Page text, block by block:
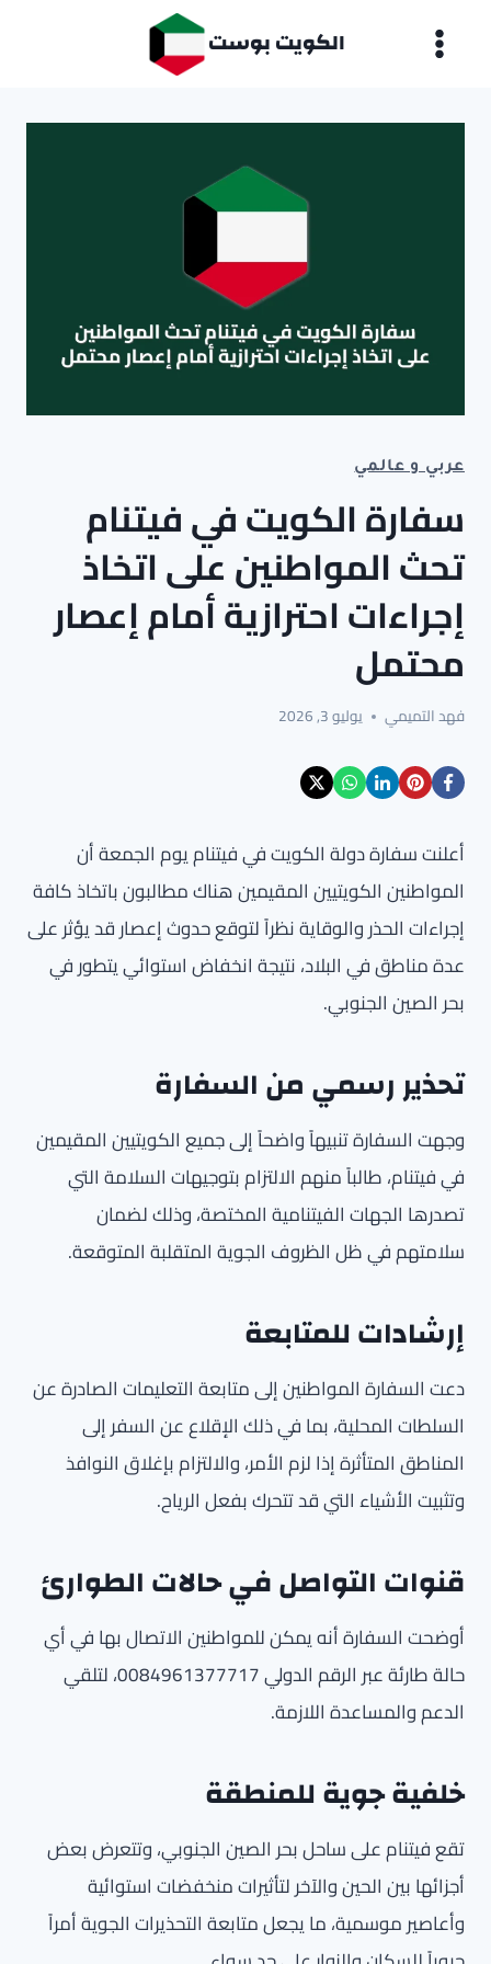
الكويت بوست
عربي و عالمي
سفارة الكويت في فيتنام
تحث المواطنين على اتخاذ
إجراءات احترازية أمام إعصار
محتمل
فهد التميمي يوليو 3, 2026
أعلنت سفارة دولة الكويت في فيتنام يوم الجمعة أن
المواطنين الكويتيين المقيمين هناك مطالبون باتخاذ كافة
إجراءات الحذر والوقاية نظراً لتوقع حدوث إعصار قد يؤثر على
عدة مناطق في البلاد، نتيجة انخفاض استوائي يتطور في
بحر الصين الجنوبي.
تحذير رسمي من السفارة
وجهت السفارة تنبيهاً واضحاً إلى جميع الكويتيين المقيمين
في فيتنام، طالباً منهم الالتزام بتوجيهات السلامة التي
تصدرها الجهات الفيتنامية المختصة، وذلك لضمان
سلامتهم في ظل الظروف الجوية المتقلبة المتوقعة.
إرشادات للمتابعة
دعت السفارة المواطنين إلى متابعة التعليمات الصادرة عن
السلطات المحلية، بما في ذلك الإقلاع عن السفر إلى
المناطق المتأثرة إذا لزم الأمر، والالتزام بإغلاق النوافذ
وتثبيت الأشياء التي قد تتحرك بفعل الرياح.
قنوات التواصل في حالات الطوارئ
أوضحت السفارة أنه يمكن للمواطنين الاتصال بها في أي
حالة طارئة عبر الرقم الدولي 0084961377717، لتلقي
الدعم والمساعدة اللازمة.
خلفية جوية للمنطقة
تقع فيتنام على ساحل بحر الصين الجنوبي، وتتعرض بعض
أجزائها بين الحين والآخر لتأثيرات منخفضات استوائية
وأعاصير موسمية، ما يجعل متابعة التحذيرات الجوية أمراً